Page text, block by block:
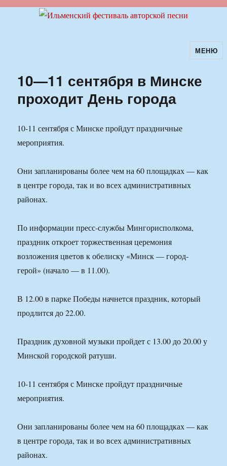
Ильменский фестиваль авторской
песни
МЕНЮ
10—11 сентября в Минске
проходит День города
10-11 сентября с Минске пройдут праздничные
мероприятия.
Они запланированы более чем на 60 площадках — как
в центре города, так и во всех административных
районах.
По информации пресс-службы Мингорисполкома,
праздник откроет торжественная церемония
возложения цветов к обелиску «Минск — город-
герой» (начало — в 11.00).
В 12.00 в парке Победы начнется праздник, который
продлится до 22.00.
Праздник духовной музыки пройдет с 13.00 до 20.00 у
Минской городской ратуши.
10-11 сентября с Минске пройдут праздничные
мероприятия.
Они запланированы более чем на 60 площадках — как
в центре города, так и во всех административных
районах.